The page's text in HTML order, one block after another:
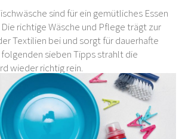
sind für ein gemütliches Essen
richtige Wäsche und Pflege trägt zur
Textilien bei und sorgt für dauerhafte
sieben Tipps strahlt die
wieder richtig rein.